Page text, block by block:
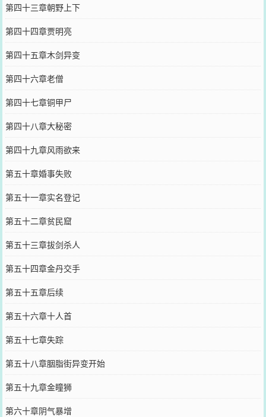
第四十三章朝野上下
第四十四章贾明亮
第四十五章木剑异变
第四十六章老僧
第四十七章铜甲尸
第四十八章大秘密
第四十九章风雨欲来
第五十章婚事失败
第五十一章实名登记
第五十二章贫民窟
第五十三章拔剑杀人
第五十四章金丹交手
第五十五章后续
第五十六章十人首
第五十七章失踪
第五十八章胭脂街异变开始
第五十九章金瞳狮
第六十章阴气暴增